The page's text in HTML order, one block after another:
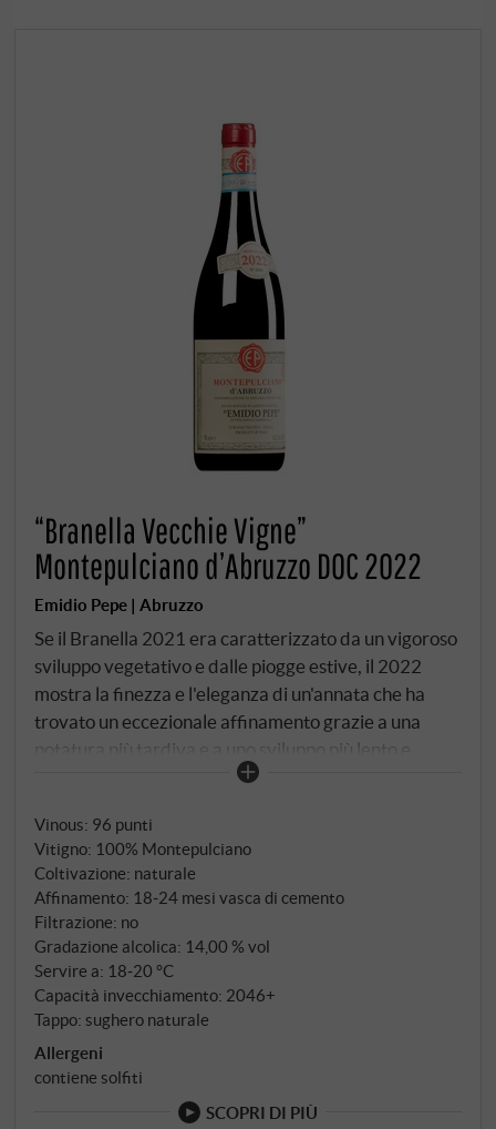
“Branella Vecchie Vigne”
Montepulciano d’Abruzzo DOC 2022
Emidio Pepe | Abruzzo
Se il Branella 2021 era caratterizzato da un vigoroso
sviluppo vegetativo e dalle piogge estive, il 2022
mostra la finezza e l'eleganza di un'annata che ha
trovato un eccezionale affinamento grazie a una
potatura più tardiva e a uno sviluppo più lento e
controllato. I terreni più sabbiosi di Branella, con le
calcare che creano diverse percezioni di acidità e gli
apparati radicali più profondi che permettono alle viti
di trovare nutrimento anche nei momenti di difficoltà
– tutti questi fattori si uniscono in questa annata per
creare un vino che non colpisce per la sua potenza,
ma per la sua precisione, chiarezza e leggerezza
quasi danzante.
Vinous: 96 punti
Vitigno: 100% Montepulciano
Coltivazione: naturale
Affinamento: 18‑24 mesi vasca di cemento
Filtrazione: no
Gradazione alcolica: 14,00 % vol
Servire a: 18‑20 °C
Capacità invecchiamento: 2046+
Tappo: sughero naturale
Allergeni
contiene solfiti
SCOPRI DI PIÙ